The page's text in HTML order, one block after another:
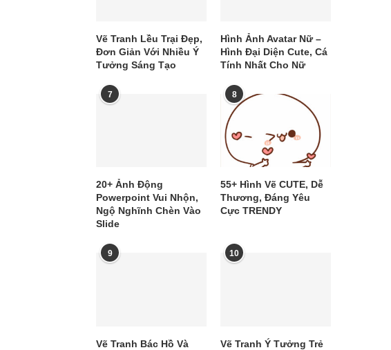
Vẽ Tranh Lều Trại Đẹp,
Đơn Giản Với Nhiều Ý
Tưởng Sáng Tạo
Hình Ảnh Avatar Nữ –
Hình Đại Diện Cute, Cá
Tính Nhất Cho Nữ
7
20+ Ảnh Động
Powerpoint Vui Nhộn,
Ngộ Nghĩnh Chèn Vào
Slide
8
55+ Hình Vẽ CUTE, Dễ
Thương, Đáng Yêu
Cực TRENDY
9
Vẽ Tranh Bác Hồ Và
10
Vẽ Tranh Ý Tưởng Trẻ